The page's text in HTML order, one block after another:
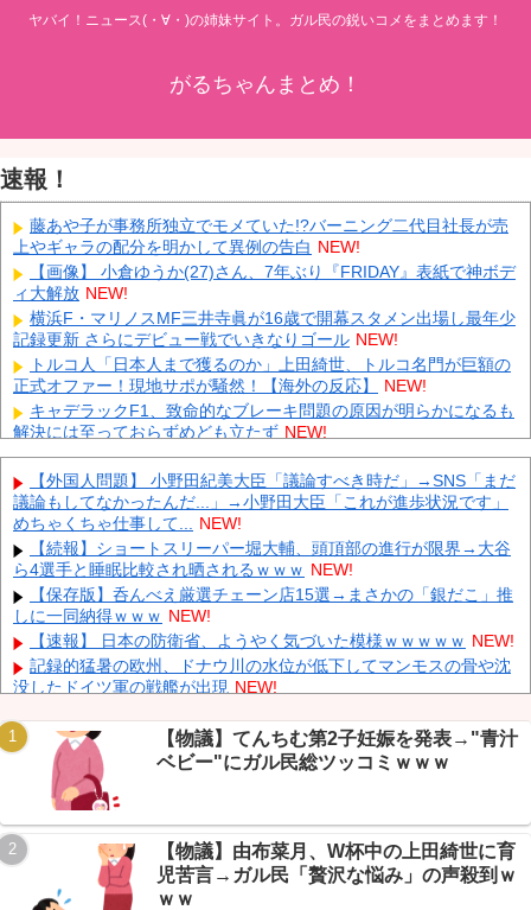
ヤバイ！ニュース(・∀・)の姉妹サイト。ガル民の鋭いコメをまとめます！
がるちゃんまとめ！
速報！
藤あや子が事務所独立でモメていた!?バーニング二代目社長が売
上やギャラの配分を明かして異例の告白 NEW!
【画像】 小倉ゆうか(27)さん、7年ぶり『FRIDAY』表紙で神ボデ
ィ大解放 NEW!
横浜F・マリノスMF三井寺眞が16歳で開幕スタメン出場し最年少
記録更新 さらにデビュー戦でいきなりゴール NEW!
トルコ人「日本人まで獲るのか」上田綺世、トルコ名門が巨額の
正式オファー！現地サポが騒然！【海外の反応】
NEW!
キャデラックF1、致命的なブレーキ問題の原因が明らかになるも
解決には至っておらずめども立たず NEW!
【速報】 ウクライナからのエネルギー施設攻撃で窮地のロシアを
韓国が助けていたことが判明「韓国で船積みの精製油3万トンがロ
シア行き」 NEW!
【鹿児島】 突然右折し路面電車と衝突 乗っていた男女3人は車を
放置しダッシュで逃走中 NEW!
中国「大豪雨！」三峡ダム「基礎部分破損」中国「全力放流！」
台風13号「中国上陸予測」台風15号「中国接近（画像」中国「台風
同時上陸！（穀物生産が壊滅危機」→
長崎の語り部のお爺ちゃん(84)、学生に『日本も核武装が必要』
と言われびっくり NEW!
「あきれてモノが言えない」「国を維持できるの？」外国人の永
Powered by livedoor 相互RSS
【外国人問題】 小野田紀美大臣「議論すべき時だ」→SNS「まだ
議論もしてなかったんだ...」→小野田大臣「これが進歩状況です」
めちゃくちゃ仕事して... NEW!
【続報】ショートスリーパー堀大輔、頭頂部の進行が限界→大谷
ら4選手と睡眠比較され晒されるｗｗｗ NEW!
【保存版】呑んべえ厳選チェーン店15選→まさかの「銀だこ」推
しに一同納得ｗｗｗ NEW!
【速報】 日本の防衛省、ようやく気づいた模様ｗｗｗｗｗ NEW!
記録的猛暑の欧州、ドナウ川の水位が低下してマンモスの骨や沈
没したドイツ軍の戦艦が出現 NEW!
省した結果ｗｗｗｗｗ NEW!
【まとめ】東京全滅寸前→お盆の記録的雷雨がマジでヤバすぎる
ｗｗｗ
NEW!
【悲報】AI疑惑で引退した絵師、その『下書き』がやばすぎてス
レ民も困惑ｗｗｗ NEW!
【速報】マジコン黄金期が全員違法者だった→当時クラスの8割
が実は犯罪者ｗｗｗ NEW!
【悲報】 大分県、ガチで逝く・・・・・・
【物議】てんちむ第2子妊娠を発表→"青汁
ベビー"にガル民総ツッコミｗｗｗ
【物議】由布菜月、W杯中の上田綺世に育
児苦言→ガル民「贅沢な悩み」の声殺到ｗ
ｗｗ